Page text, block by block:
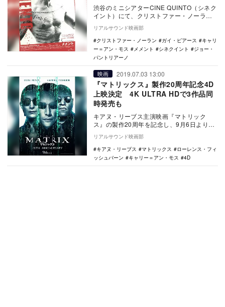
渋谷のミニシアターCINE QUINTO（シネク
イント）にて、クリストファー・ノーラン
監督作『メメント』が9月3日より上映され
る…
リアルサウンド映画部
クリストファー・ノーラン
ガイ・ピアース
キャリ
ー＝アン・モス
メメント シネクイント
ジョー・
パントリアーノ
映画 2019.07.03 13:00
『マトリックス』製作20周年記念4D
上映決定 4K ULTRA HDで3作品同
時発売も
キアヌ・リーブス主演映画『マトリック
ス』の製作20周年を記念し、9月6日より2
週間限定で4D上映されることが決定した。
本作…
リアルサウンド映画部
キアヌ・リーブス
マトリックス
ローレンス・フィ
ッシュバーン
キャリー＝アン・モス 4D